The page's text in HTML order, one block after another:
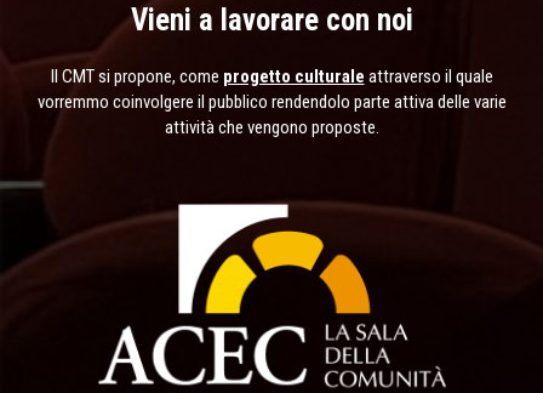
Vieni a lavorare con noi
Il CMT si propone, come progetto culturale attraverso il quale
vorremmo coinvolgere il pubblico rendendolo parte attiva delle varie
attività che vengono proposte.